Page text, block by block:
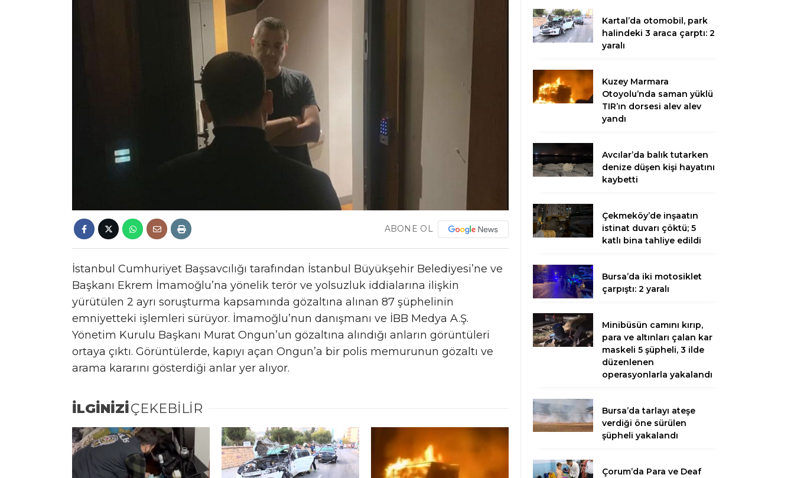
ABONE OL
İstanbul Cumhuriyet Başsavcılığı tarafından İstanbul Büyükşehir Belediyesi’ne ve
Başkanı Ekrem İmamoğlu’na yönelik terör ve yolsuzluk iddialarına ilişkin
yürütülen 2 ayrı soruşturma kapsamında gözaltına alınan 87 şüphelinin
emniyetteki işlemleri sürüyor. İmamoğlu’nun danışmanı ve İBB Medya A.Ş.
Yönetim Kurulu Başkanı Murat Ongun’un gözaltına alındığı anların görüntüleri
ortaya çıktı. Görüntülerde, kapıyı açan Ongun’a bir polis memurunun gözaltı ve
arama kararını gösterdiği anlar yer alıyor.
İLGİNİZİÇEKEBİLİR
Kartal’da otomobil, park
halindeki 3 araca çarptı: 2
yaralı
Kuzey Marmara
Otoyolu’nda saman yüklü
TIR’ın dorsesi alev alev
yandı
Avcılar’da balık tutarken
denize düşen kişi hayatını
kaybetti
Çekmeköy’de inşaatın
istinat duvarı çöktü; 5
katlı bina tahliye edildi
Bursa’da iki motosiklet
çarpıştı: 2 yaralı
Minibüsün camını kırıp,
para ve altınları çalan kar
maskeli 5 şüpheli, 3 ilde
düzenlenen
operasyonlarla yakalandı
Bursa’da tarlayı ateşe
verdiği öne sürülen
şüpheli yakalandı
Çorum’da Para ve Deaf